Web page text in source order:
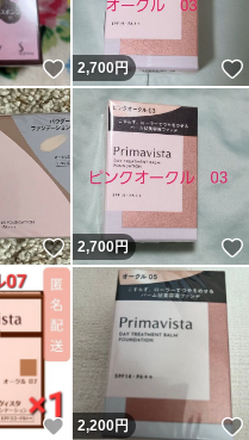
いいね！
2,700円
いいね！
2,700円
いいね！
2,200円